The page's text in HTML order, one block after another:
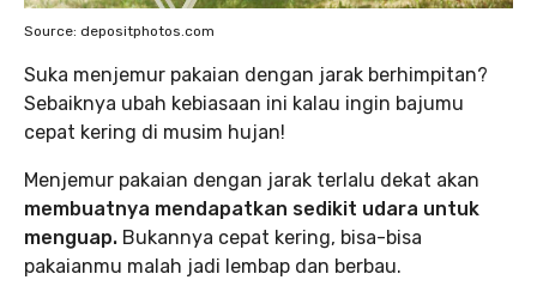
Source: depositphotos.com
Suka menjemur pakaian dengan jarak berhimpitan?
Sebaiknya ubah kebiasaan ini kalau ingin bajumu
cepat kering di musim hujan!
Menjemur pakaian dengan jarak terlalu dekat akan
membuatnya mendapatkan sedikit udara untuk
menguap. Bukannya cepat kering, bisa-bisa
pakaianmu malah jadi lembap dan berbau.